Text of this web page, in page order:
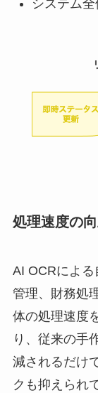
システム
処理速度の
AI OCRによ
管理、財務処
体の処理速度
り、従来の手
減されるだけ
クも抑えられ